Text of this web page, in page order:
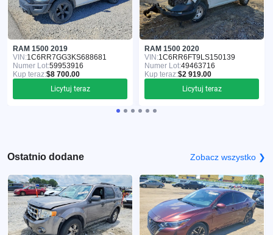
RAM 1500 2019
VIN:1C6RR7GG3KS688681
Numer Lot:59953916
Kup teraz:$8 700.00
Licytuj teraz
RAM 1500 2020
VIN:1C6RR6FT9LS150139
Numer Lot:49463716
Kup teraz:$2 919.00
Licytuj teraz
Ostatnio dodane Zobacz wszystko ❯